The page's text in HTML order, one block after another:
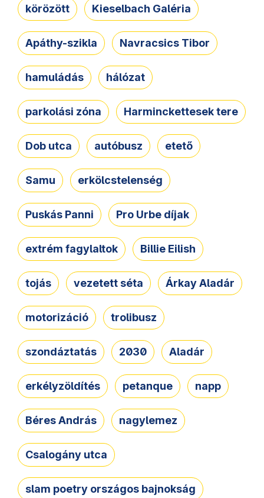
körözött Kieselbach Galéria
Apáthy-szikla Navracsics Tibor
hamuládás hálózat
parkolási zóna Harminckettesek tere
Dob utca autóbusz etető
Samu erkölcstelenség
Puskás Panni Pro Urbe díjak
extrém fagylaltok Billie Eilish
tojás vezetett séta Árkay Aladár
motorizáció trolibusz
szondáztatás 2030 Aladár
erkélyzöldítés petanque napp
Béres András nagylemez
Csalogány utca
slam poetry országos bajnokság